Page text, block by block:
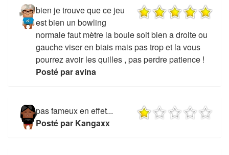
bien je trouve que ce jeu
est bien un bowling
normale faut mètre la boule soit bien a droite ou
gauche viser en biais mais pas trop et la vous
pourrez avoir les quilles , pas perdre patience !
Posté par avina
pas fameux en effet...
Posté par Kangaxx